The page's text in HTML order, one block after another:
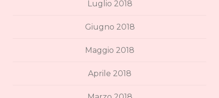
Luglio 2018
Giugno 2018
Maggio 2018
Aprile 2018